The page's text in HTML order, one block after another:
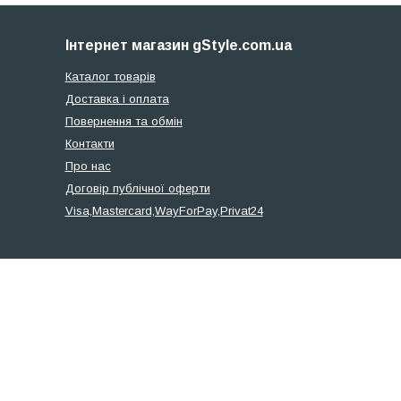
Інтернет магазин gStyle.com.ua
Каталог товарів
Доставка і оплата
Повернення та обмін
Контакти
Про нас
Договір публічної оферти
Visa,Mastercard,WayForPay,Privat24